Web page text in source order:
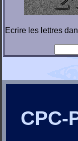
Ecrire les lettres
CPC-